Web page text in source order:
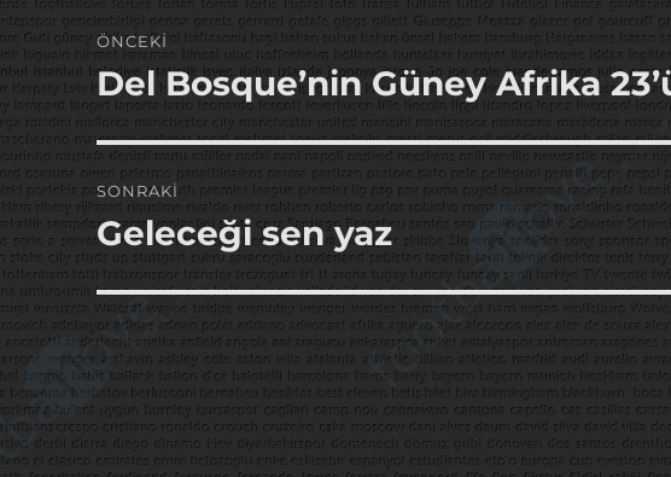
Yazı
gezinmesi
ÖNCEKI
Önceki
yazı:
Del Bosque’nin Güney Afrika
SONRAKI
Sonraki
yazı:
Geleceği sen yaz